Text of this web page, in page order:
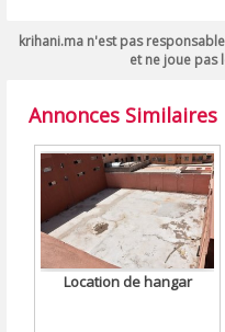
krihani.ma n'est pas
et ne joue pas
Annonces Similaires
Location de hangar